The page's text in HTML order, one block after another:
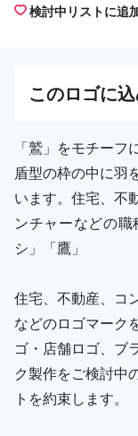
検討中リストに追
このロゴに
「鷲」をモチーフ
盾型の枠の中に羽
います。住宅、不
ンチャーなどの
シ」「鷹」
住宅、不動産、コ
などのロゴマーク
ゴ・店舗ロゴ、ブ
ク製作をご検討中
トを約束します。